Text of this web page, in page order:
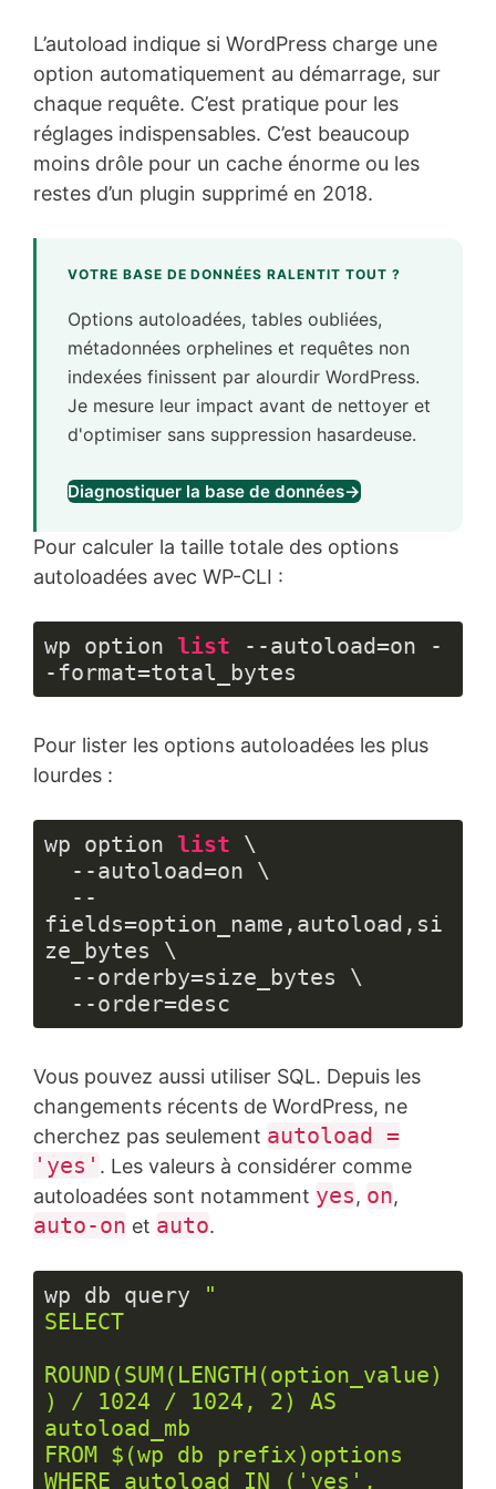
L’autoload indique si WordPress charge une
option automatiquement au démarrage, sur
chaque requête. C’est pratique pour les
réglages indispensables. C’est beaucoup
moins drôle pour un cache énorme ou les
restes d’un plugin supprimé en 2018.
VOTRE BASE DE DONNÉES RALENTIT TOUT ?
Options autoloadées, tables oubliées,
métadonnées orphelines et requêtes non
indexées finissent par alourdir WordPress.
Je mesure leur impact avant de nettoyer et
d'optimiser sans suppression hasardeuse.
Diagnostiquer la base de données→
Pour calculer la taille totale des options
autoloadées avec WP-CLI :
wp option list --autoload=on -
-format=total_bytes
code :
PHP
(php)
Pour lister les options autoloadées les plus
lourdes :
wp option list \
fields=option_name,autoload,si
ze_bytes \
  --order=desc
code :
PHP
(php )
Vous pouvez aussi utiliser SQL. Depuis les
changements récents de WordPress, ne
cherchez pas seulement autoload =
'yes' . Les valeurs à considérer comme
autoloadées sont notamment yes, on,
auto-on et auto.
wp db query
"
SELECT
ROUND(SUM(LENGTH(option_value)
) / 1024 / 1024, 2) AS
autoload_mb
FROM $(wp db prefix)options
WHERE autoload IN ('yes',